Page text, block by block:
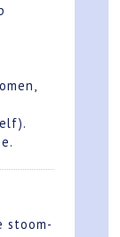
stoom-